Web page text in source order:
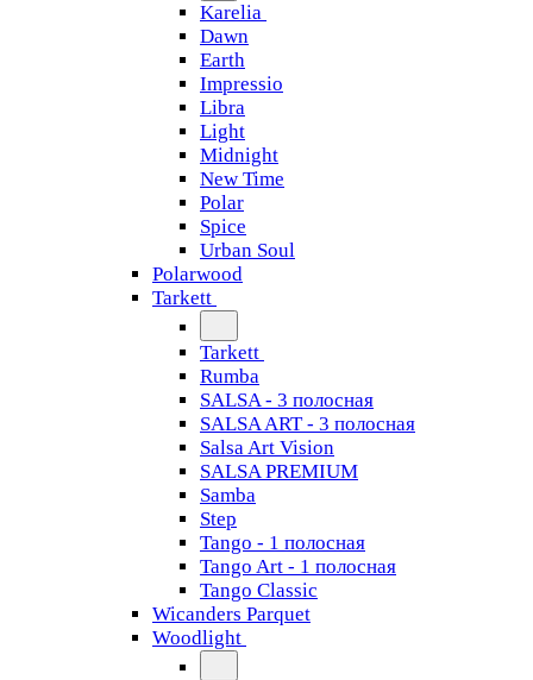
Karelia
Dawn
Earth
Impressio
Libra
Light
Midnight
New Time
Polar
Spice
Urban Soul
Polarwood
Tarkett
Tarkett
Rumba
SALSA - 3 полосная
SALSA ART - 3 полосная
Salsa Art Vision
SALSA PREMIUM
Samba
Step
Tango - 1 полосная
Tango Art - 1 полосная
Tango Classiс
Wicanders Parquet
Woodlight